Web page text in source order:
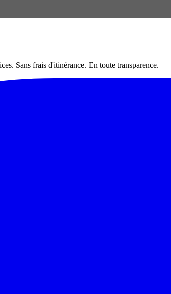
Sans frais d'itinérance. En toute transparence.